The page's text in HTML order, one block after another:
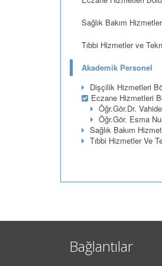
Sağlık Bakım
Tıbbi Hizmetler ve
Akademik Personel
Dişçilik Hizmetleri
Eczane Hizmetleri
Öğr.Gör.Dr.
Öğr.Gör. Esma
Sağlık Bakım
Tıbbi Hizmetler Ve
Bağlantılar